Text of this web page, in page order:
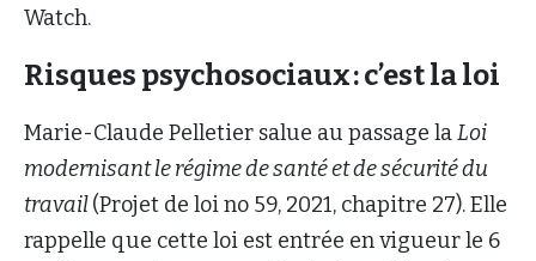
Watch.
Risques psychosociaux : c’est la loi
Marie-Claude Pelletier salue au passage laLoi
modernisant le régime de santé et de sécurité du
travail(Projet de loi no 59, 2021, chapitre 27). Elle
rappelle que cette loi est entrée en vigueur le 6